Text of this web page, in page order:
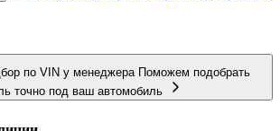
по VIN у менеджера Поможем подобрать
точно под ваш автомобиль